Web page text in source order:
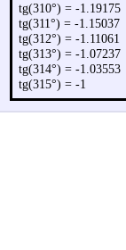
tg(310°) = -1.19175
tg(311°) = -1.15037
tg(312°) = -1.11061
tg(313°) = -1.07237
tg(314°) = -1.03553
tg(315°) = -1